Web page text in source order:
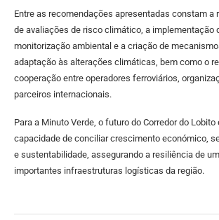
Entre as recomendações apresentadas constam a
de avaliações de risco climático, a implementação
monitorização ambiental e a criação de
adaptação às alterações climáticas, bem como o
cooperação entre operadores ferroviários,
parceiros internacionais.
Para a Minuto Verde, o futuro do Corredor do Lobito
capacidade de conciliar crescimento económico,
e sustentabilidade, assegurando a resiliência de
importantes infraestruturas logísticas da região.